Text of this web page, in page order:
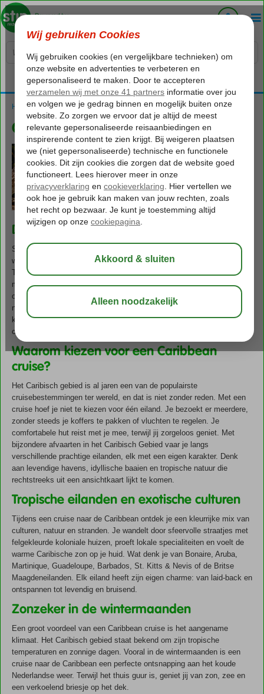
Voelt als thuiskomen...
Home Cruise naar de Caribbean
Cruise naar de Caribbean
Droom jij ook van een Caribbean cruise?
Stel je voor: wuivende palmbomen, parelwitte stranden, azuurblauw
water en elke dag wakker worden op een nieuw tropisch eiland.
Tijdens een Caribbean cruise met Stip Reizen ontdek je in één reis
meerdere droombestemmingen, terwijl je geniet van luxe, comfort en
ontspanning aan boord van een modern cruiseschip. Of je nu verlangt
naar relaxen op het strand, snorkelen in kristalhelder water of
kleurrijke Caribische stadjes wilt verkennen: een cruise Caribbean
combineert het beste van ontspanning en avontuur.
Waarom kiezen voor een Caribbean
cruise?
Het Caribisch gebied is al jaren een van de populairste
cruisebestemmingen ter wereld, en dat is niet zonder reden. Met een
cruise hoef je niet te kiezen voor één eiland. Je bezoekt er meerdere,
zonder steeds je koffers te pakken of vluchten te regelen. Je
comfortabele hut reist met je mee, terwijl jij zorgeloos geniet. Met
bijzondere afvaarten in het Caribisch Gebied vaar je langs
verschillende prachtige eilanden, elk met een eigen karakter. Denk
aan levendige havens, idyllische baaien en tropische natuur die
rechtstreeks uit een ansichtkaart lijkt te komen.
Tropische eilanden en exotische culturen
Tijdens een cruise naar de Caribbean ontdek je een kleurrijke mix van
culturen, natuur en stranden. Je wandelt door sfeervolle straatjes met
felgekleurde koloniale huizen, proeft lokale specialiteiten en voelt de
warme Caribische zon op je huid. Wat denk je van Bonaire, Aruba,
Martinique, Guadeloupe, Barbados, St. Kitts & Nevis of de Britse
Maagdeneilanden. Elk eiland heeft zijn eigen charme: van laid-back en
ontspannen tot levendig en bruisend.
Zonzeker in de wintermaanden
Een groot voordeel van een Caribbean cruise is het aangename
klimaat. Het Caribisch gebied staat bekend om zijn tropische
temperaturen en zonnige dagen. Vooral in de wintermaanden is een
cruise naar de Caribbean een perfecte ontsnapping aan het koude
Nederlandse weer. Terwijl het thuis guur is, geniet jij van zon, zee en
een verkoelend briesje op het dek.